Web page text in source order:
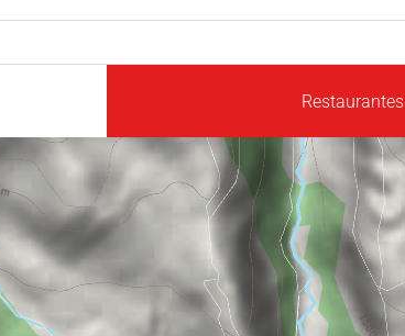
Restaurantes